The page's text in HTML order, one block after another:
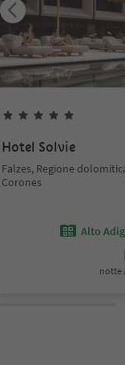
Hotel Solvie
Falzes, Regione
Corones
Alto
notte